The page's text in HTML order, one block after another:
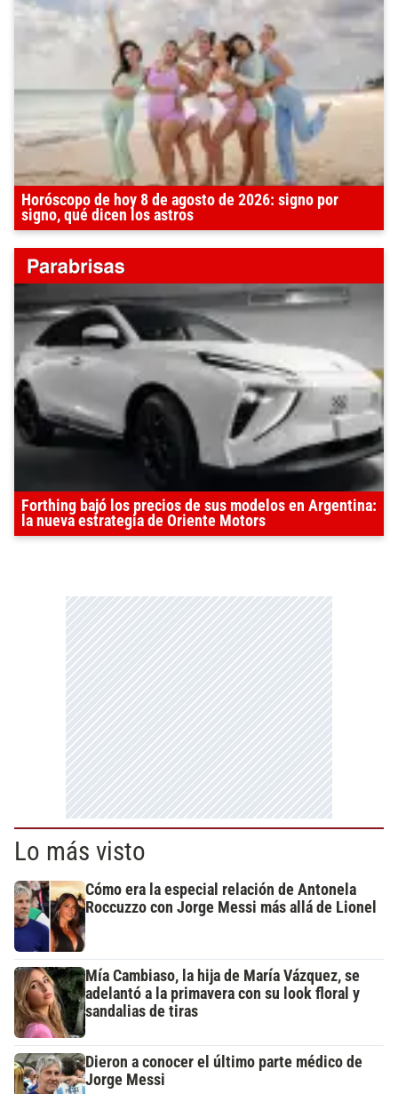
Horóscopo de hoy 8 de agosto de 2026: signo por
signo, qué dicen los astros
Forthing bajó los precios de sus modelos en Argentina:
la nueva estrategia de Oriente Motors
Lo más visto
Cómo era la especial relación de Antonela
Roccuzzo con Jorge Messi más allá de Lionel
Mía Cambiaso, la hija de María Vázquez, se
adelantó a la primavera con su look floral y
sandalias de tiras
Dieron a conocer el último parte médico de
Jorge Messi